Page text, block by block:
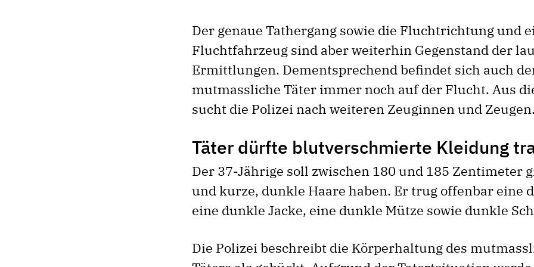
Der genaue Tathergang sowie die Fluchtrichtung und
Fluchtfahrzeug sind aber weiterhin Gegenstand der
Ermittlungen. Dementsprechend befindet sich auch
mutmassliche Täter immer noch auf der Flucht. Aus
sucht die Polizei nach weiteren Zeuginnen und
Täter dürfte blutverschmierte Kleidung
Der 37-Jährige soll zwischen 180 und 185 Zentimeter
und kurze, dunkle Haare haben. Er trug offenbar eine
eine dunkle Jacke, eine dunkle Mütze sowie dunkle
Die Polizei beschreibt die Körperhaltung des